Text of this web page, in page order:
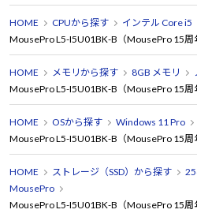
HOME CPUから探す インテル Core i5
MousePro L5-I5U01BK-B（MousePro 15周
HOME メモリから探す 8GB メモリ
MousePro L5-I5U01BK-B（MousePro 15周
HOME OSから探す Windows 11 Pro
MousePro L5-I5U01BK-B（MousePro 15周
HOME ストレージ（SSD）から探す
MousePro
MousePro L5-I5U01BK-B（MousePro 15周